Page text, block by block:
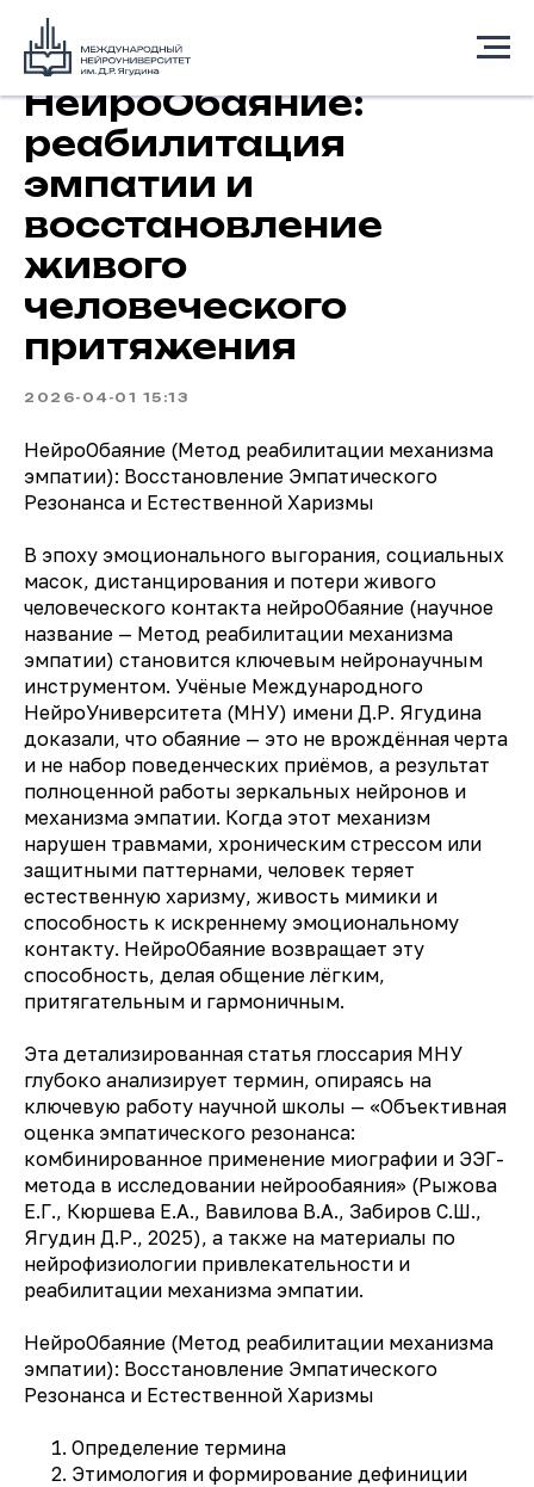
НейроОбаяние:
реабилитация
эмпатии и
восстановление
живого
человеческого
притяжения
2026-04-01 15:13
НейроОбаяние (Метод реабилитации механизма
эмпатии): Восстановление Эмпатического
Резонанса и Естественной Харизмы
В эпоху эмоционального выгорания, социальных
масок, дистанцирования и потери живого
человеческого контакта нейроОбаяние (научное
название — Метод реабилитации механизма
эмпатии) становится ключевым нейронаучным
инструментом. Учёные Международного
НейроУниверситета (МНУ) имени Д.Р. Ягудина
доказали, что обаяние — это не врождённая черта
и не набор поведенческих приёмов, а результат
полноценной работы зеркальных нейронов и
механизма эмпатии. Когда этот механизм
нарушен травмами, хроническим стрессом или
защитными паттернами, человек теряет
естественную харизму, живость мимики и
способность к искреннему эмоциональному
контакту. НейроОбаяние возвращает эту
способность, делая общение лёгким,
притягательным и гармоничным.
Эта детализированная статья глоссария МНУ
глубоко анализирует термин, опираясь на
ключевую работу научной школы — «Объективная
оценка эмпатического резонанса:
комбинированное применение миографии и ЭЭГ-
метода в исследовании нейрообаяния» (Рыжова
Е.Г., Кюршева Е.А., Вавилова В.А., Забиров С.Ш.,
Ягудин Д.Р., 2025), а также на материалы по
нейрофизиологии привлекательности и
реабилитации механизма эмпатии.
НейроОбаяние (Метод реабилитации механизма
эмпатии): Восстановление Эмпатического
Резонанса и Естественной Харизмы
Определение термина
Этимология и формирование дефиниции